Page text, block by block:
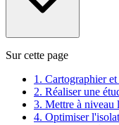
Sur cette page
1. Cartographier
2. Réaliser une
3. Mettre à niveau
4. Optimiser